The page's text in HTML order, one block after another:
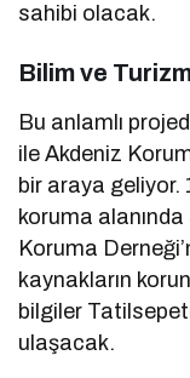
sahibi olacak.
Bilim ve
Bu anlamlı
ile Akdeniz
bir araya geliyor.
koruma
Koruma
kaynakların
bilgiler
ulaşacak.